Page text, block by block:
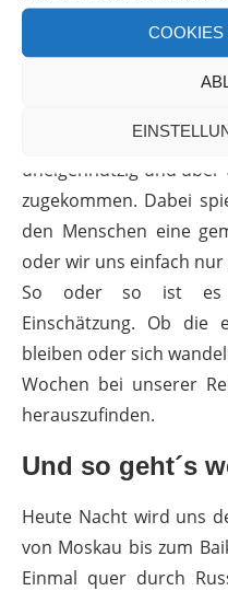
COOKIES
Suche zum Eingang
Frau einfach ein Stück
eine andere ist ein
darüber
uneigennützig und
zugekommen. Dabei
den Menschen eine
oder wir uns einfach
So oder so ist es
Einschätzung. Ob die
bleiben oder sich
Wochen bei unserer
herauszufinden.
Und so geht´s
Heute Nacht wird uns
von Moskau bis zum
Einmal quer durch